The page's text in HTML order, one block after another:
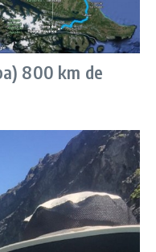
800 km de